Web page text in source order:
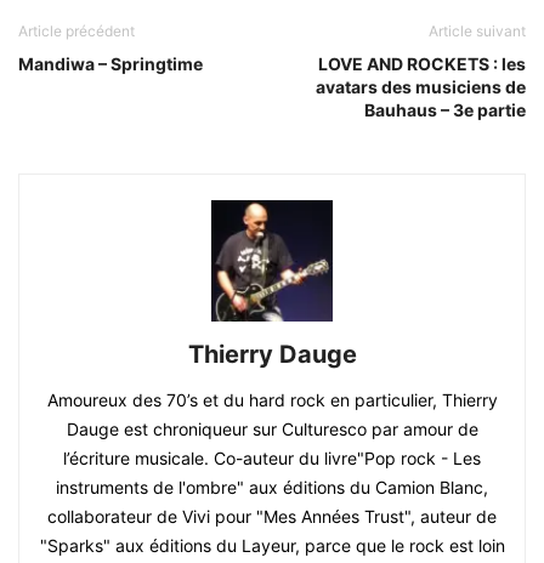
Article précédent
Mandiwa – Springtime
Article suivant
LOVE AND ROCKETS : les
avatars des musiciens de
Bauhaus – 3e partie
Thierry Dauge
Amoureux des 70’s et du hard rock en particulier, Thierry
Dauge est chroniqueur sur Culturesco par amour de
l’écriture musicale. Co-auteur du livre"Pop rock - Les
instruments de l'ombre" aux éditions du Camion Blanc,
collaborateur de Vivi pour "Mes Années Trust", auteur de
"Sparks" aux éditions du Layeur, parce que le rock est loin